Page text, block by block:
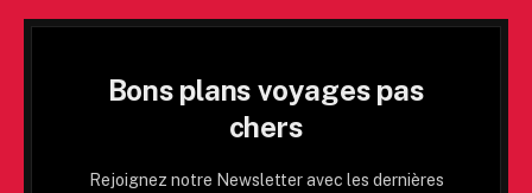
Bons plans voyages pas
chers
Rejoignez notre Newsletter avec les dernières